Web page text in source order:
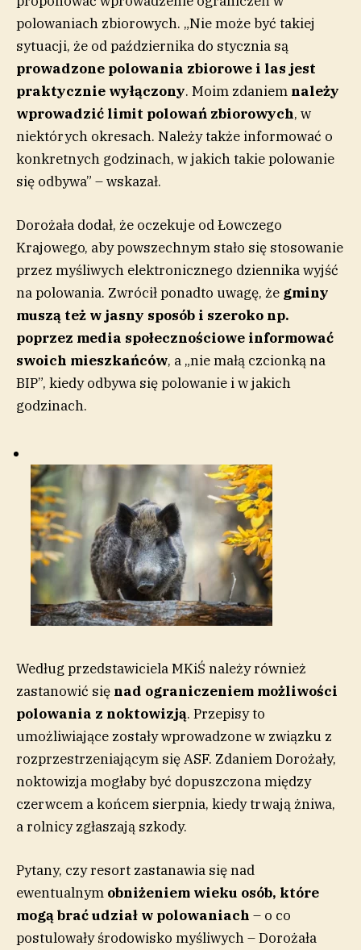
polowaniach zbiorowych. „Nie może być takiej
sytuacji, że od października do stycznia są
prowadzone polowania zbiorowe i las jest
praktycznie wyłączony. Moim zdaniem należy
wprowadzić limit polowań zbiorowych, w
niektórych okresach. Należy także informować o
konkretnych godzinach, w jakich takie polowanie
się odbywa” – wskazał.
Dorożała dodał, że oczekuje od Łowczego
Krajowego, aby powszechnym stało się stosowanie
przez myśliwych elektronicznego dziennika wyjść
na polowania. Zwrócił ponadto uwagę, że gminy
muszą też w jasny sposób i szeroko np.
poprzez media społecznościowe informować
swoich mieszkańców, a „nie małą czcionką na
BIP”, kiedy odbywa się polowanie i w jakich
godzinach.
Według przedstawiciela MKiŚ należy również
zastanowić się nad ograniczeniem możliwości
polowania z noktowizją. Przepisy to
umożliwiające zostały wprowadzone w związku z
rozprzestrzeniającym się ASF. Zdaniem Dorożały,
noktowizja mogłaby być dopuszczona między
czerwcem a końcem sierpnia, kiedy trwają żniwa,
a rolnicy zgłaszają szkody.
Pytany, czy resort zastanawia się nad
ewentualnym obniżeniem wieku osób, które
mogą brać udział w polowaniach – o co
postulowały środowisko myśliwych – Dorożała